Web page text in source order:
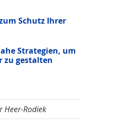
Schutz Ihrer
Strategien, um
zu gestalten
Heer-Rodiek